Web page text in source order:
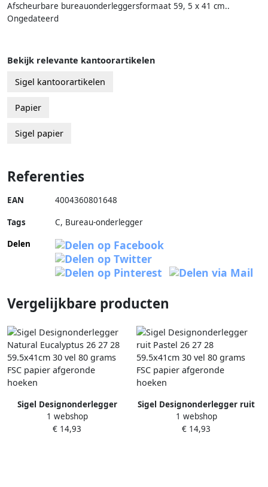
Afscheurbare bureauonderleggersformaat 59, 5 x 41 cm..
Ongedateerd
Bekijk relevante kantoorartikelen
Sigel kantoorartikelen
Papier
Sigel papier
Referenties
EAN 4004360801648
Tags
C, Bureau-onderlegger
Delen
Vergelijkbare producten
Sigel Designonderlegger
Natural Eucalyptus 26 27 28
59.5x41cm 30 vel 80 grams
1 webshop
€ 14,93
Sigel Designonderlegger ruit
Pastel 26 27 28 59.5x41cm 30
vel 80 grams FSC papier
1 webshop
€ 14,93